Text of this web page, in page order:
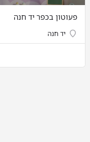
פעוטון בכפר יד חנה
יד חנה